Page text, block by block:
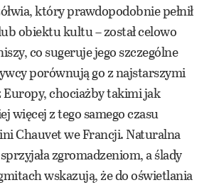
który prawdopodobnie pełnił
obiektu kultu – został celowo
co sugeruje jego szczególne
porównują go z najstarszymi
Europy, chociażby takimi jak
więcej z tego samego czasu
Chauvet we Francji. Naturalna
zgromadzeniom, a ślady
wskazują, że do oświetlania